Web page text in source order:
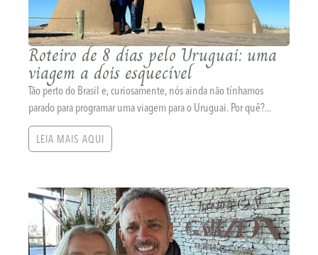
Roteiro de 8 dias pelo Uruguai: uma
viagem a dois esquecível
Tão perto do Brasil e, curiosamente, nós ainda não tínhamos
parado para programar uma viagem para o Uruguai. Por quê?...
LEIA MAIS AQUI